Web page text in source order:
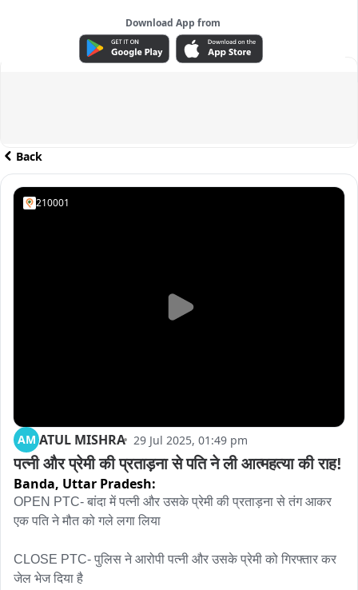
Download App from
ADVERTISEMENT
Back
210001
AM ATUL MISHRA 29 Jul 2025, 01:49 pm
पत्नी और प्रेमी की प्रताड़ना से पति ने ली आत्महत्या की राह!
Banda, Uttar Pradesh:
OPEN PTC- बांदा में पत्नी और उसके प्रेमी की प्रताड़ना से तंग आकर
एक पति ने मौत को गले लगा लिया
CLOSE PTC- पुलिस ने आरोपी पत्नी और उसके प्रेमी को गिरफ्तार कर
जेल भेज दिया है